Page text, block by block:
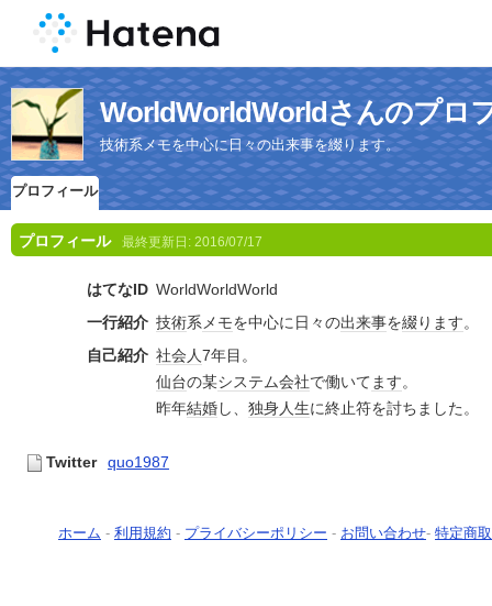
WorldWorldWorldさんのプロ
技術系メモを中心に日々の出来事を綴ります。
プロフィール
プロフィール 最終更新日: 2016/07/17
はてなID WorldWorldWorld
一行紹介 技術系メモを中心に日々の出来事を綴り ます。
自己紹介 社会人7年目。
仙台の某システム会社で働いてます。
昨年結婚し、 独身人生に終止符を討ちました。
Twitter quo1987
ホーム - 利用規約 - プライバシーポリシー - お問い合わせ- 特定商